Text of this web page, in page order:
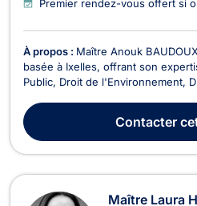
Premier rendez-vous offert si
À propos : Maître Anouk
basée à Ixelles, offrant son
Public, Droit de l'Environnement,
fiable et professionnelle, Maître
des conseils juridiques de qualit...
Contacter
Maître Laura